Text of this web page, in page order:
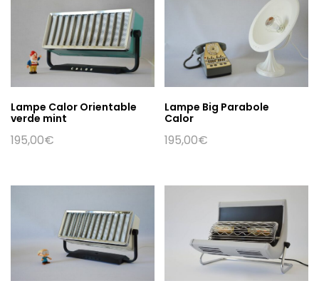
Lampe Calor Orientable
verde mint
195,00€
Lampe Big Parabole
Calor
195,00€